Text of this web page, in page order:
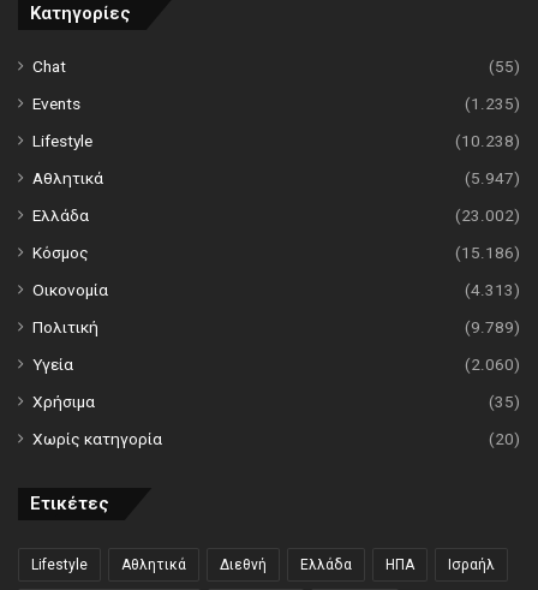
Κατηγορίες
Chat
(55)
Events
(1.235)
Lifestyle
(10.238)
Αθλητικά
(5.947)
Ελλάδα
(23.002)
Κόσμος
(15.186)
Οικονομία
(4.313)
Πολιτική
(9.789)
Υγεία
(2.060)
Χρήσιμα
(35)
Χωρίς κατηγορία
(20)
Ετικέτες
Lifestyle Αθλητικά Διεθνή Ελλάδα ΗΠΑ Ισραήλ